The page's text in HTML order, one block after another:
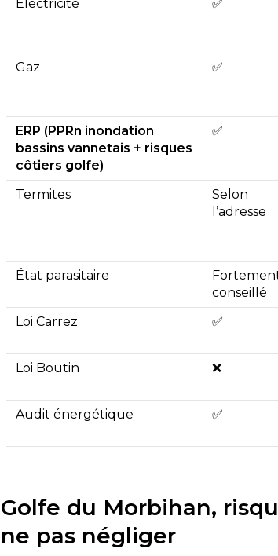
Électricité
✅
Gaz
✅
ERP (PPRn inondation
bassins vannetais + risques
côtiers golfe)
✅
Termites
Selon
l’adresse
État parasitaire
conseillé
Loi Carrez ✅
Loi Boutin
❌
Audit énergétique
✅
Golfe du Morbihan,
ne pas négliger